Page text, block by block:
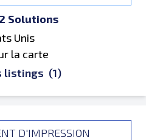
Solutions
Unis
la carte
listings (1)
D'IMPRESSION